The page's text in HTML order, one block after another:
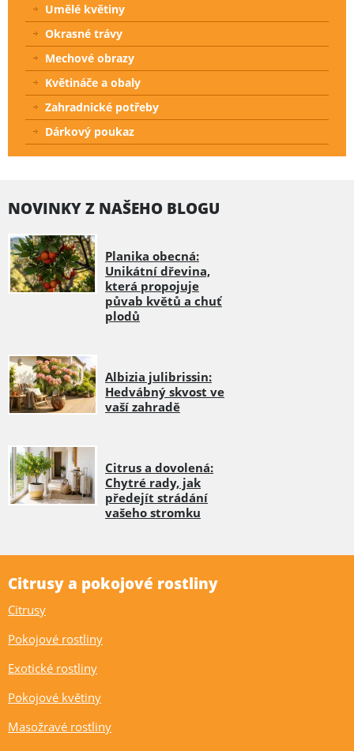
Umělé květiny
Okrasné trávy
Mechové obrazy
Květináče a obaly
Zahradnické potřeby
Dárkový poukaz
NOVINKY Z NAŠEHO BLOGU
Planika obecná:
Unikátní dřevina,
která propojuje
půvab květů a chuť
plodů
Albizia julibrissin:
Hedvábný skvost ve
vaší zahradě
Citrus a dovolená:
Chytré rady, jak
předejít strádání
vašeho stromku
Citrusy a pokojové rostliny
Citrusy
Pokojové rostliny
Exotické rostliny
Pokojové květiny
Masožravé rostliny